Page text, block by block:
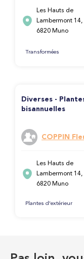
Les Hauts de
Lambermont 14,
6820 Muno
Transformées
Diverses -
bisannuelles
COPPIN
Les Hauts de
Lambermont 14,
6820 Muno
Plantes d'extérieur